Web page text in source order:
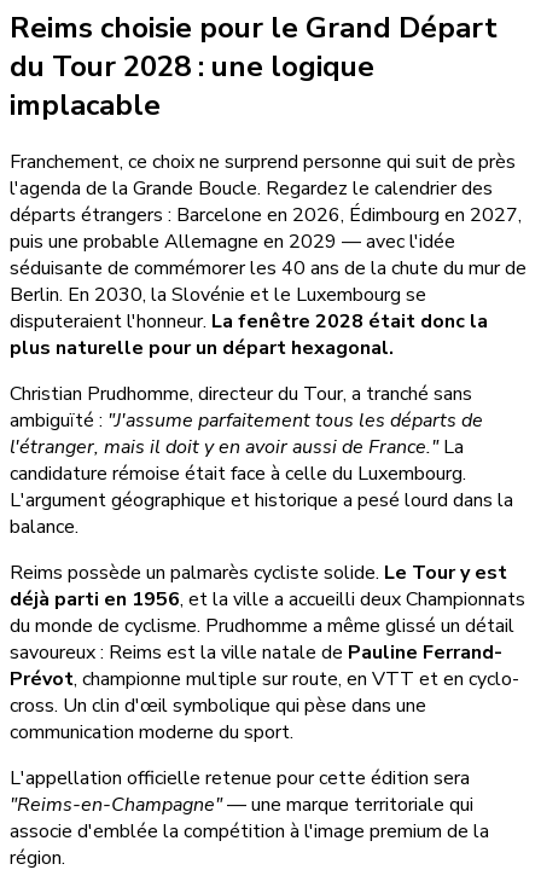
Reims choisie pour le Grand Départ
du Tour 2028 : une logique
implacable
Franchement, ce choix ne surprend personne qui suit de près
l'agenda de la Grande Boucle. Regardez le calendrier des
départs étrangers : Barcelone en 2026, Édimbourg en 2027,
puis une probable Allemagne en 2029 — avec l'idée
séduisante de commémorer les 40 ans de la chute du mur de
Berlin. En 2030, la Slovénie et le Luxembourg se
disputeraient l'honneur. La fenêtre 2028 était donc la
plus naturelle pour un départ hexagonal.
Christian Prudhomme, directeur du Tour, a tranché sans
ambiguïté : "J'assume parfaitement tous les départs de
l'étranger, mais il doit y en avoir aussi de France."La
candidature rémoise était face à celle du Luxembourg.
L'argument géographique et historique a pesé lourd dans la
balance.
Reims possède un palmarès cycliste solide. Le Tour y est
déjà parti en 1956, et la ville a accueilli deux Championnats
du monde de cyclisme. Prudhomme a même glissé un détail
savoureux : Reims est la ville natale de Pauline Ferrand-
Prévot, championne multiple sur route, en VTT et en cyclo-
cross. Un clin d'œil symbolique qui pèse dans une
communication moderne du sport.
L'appellation officielle retenue pour cette édition sera
"Reims-en-Champagne"— une marque territoriale qui
associe d'emblée la compétition à l'image premium de la
région.